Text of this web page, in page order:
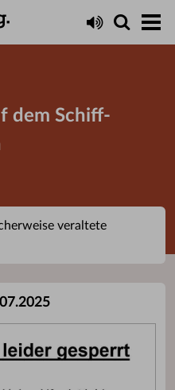
dem Schiff-
veraltete